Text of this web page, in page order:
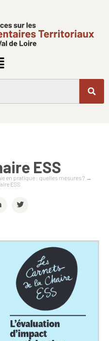
ESS
en pratique : quelles mesures ?→
ESS